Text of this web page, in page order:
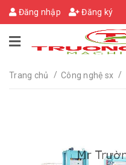
Đăng nhập Đăng ký
Trang chủ / Công nghệ sx /